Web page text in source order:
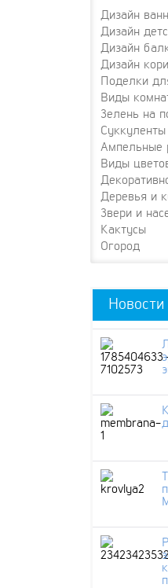
Дизайн
Дизайн
Дизайн
Дизайн
Поделки
Виды
Зелень на
Суккуленты
Ампельные
Виды
Деревья и
Звери и
Кактусы
Огород
Новости